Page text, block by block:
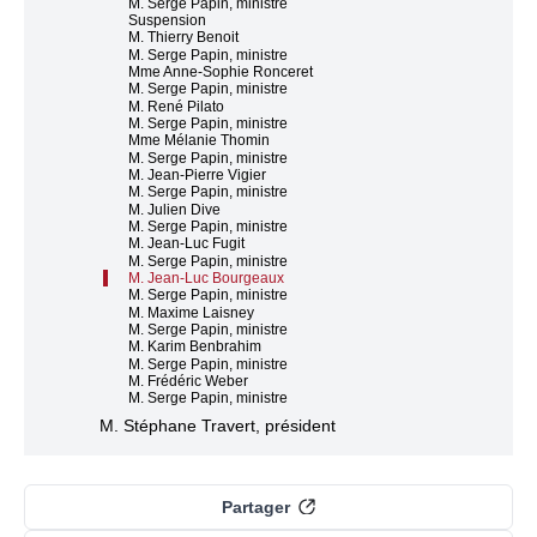
Suspension
M. Thierry Benoit
M. Serge Papin, ministre
Mme Anne-Sophie Ronceret
M. Serge Papin, ministre
M. René Pilato
M. Serge Papin, ministre
Mme Mélanie Thomin
M. Serge Papin, ministre
M. Jean-Pierre Vigier
M. Serge Papin, ministre
M. Julien Dive
M. Serge Papin, ministre
M. Jean-Luc Fugit
M. Serge Papin, ministre
M. Jean-Luc Bourgeaux
M. Serge Papin, ministre
M. Maxime Laisney
M. Serge Papin, ministre
M. Karim Benbrahim
M. Serge Papin, ministre
M. Frédéric Weber
M. Serge Papin, ministre
M. Stéphane Travert, président
Partager